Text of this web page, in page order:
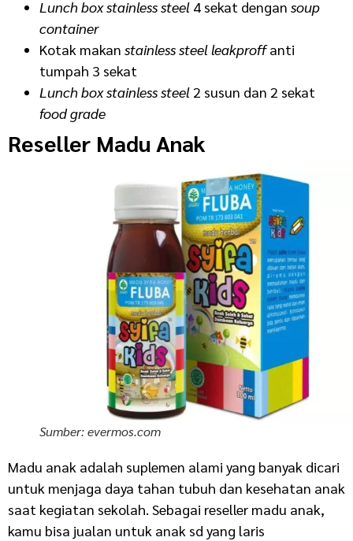
Lunch box stainlesssteel 4 sekat dengan soup
container
Kotak makan stainless steel leakproffanti
tumpah 3 sekat
Lunch box stainless steel2 susun dan 2 sekat
food grade
Reseller Madu Anak
Sumber: evermos.com
Madu anak adalah suplemen alami yang banyak dicari
untuk menjaga daya tahan tubuh dan kesehatan anak
saat kegiatan sekolah. Sebagai reseller madu anak,
kamu bisa jualan untuk anak sd yang laris